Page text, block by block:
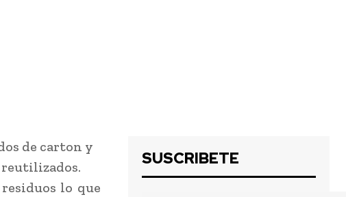
de carton y
reutilizados.
lo que
SUSCRIBETE